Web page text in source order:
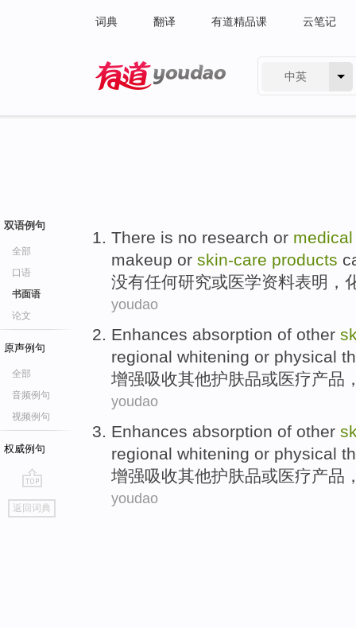
词典 翻译 有道精品课 云笔记
中英
双语例句
全部
口语
书面语
论文
原声例句
全部
音频例句
视频例句
权威例句
go
top
返回词典
There is no research or medical
makeup or skin-care products
没有任何研究或医学资料表明 ，
youdao
Enhances absorption of other
regional whitening or physical
增强吸收其他护肤品或医疗产品
youdao
Enhances absorption of other
regional whitening or physical
增强吸收其他护肤品或医疗产品
youdao